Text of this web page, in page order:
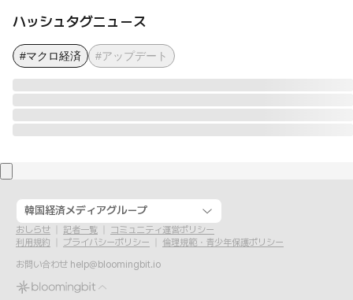
ハッシュタグニュース
#マクロ経済 #アップデート
韓国経済メディアグループ
おしらせ 記者一覧
コミュニティ運営ポリシー
利用規約
プライバシーポリシー
倫理規範・青少年保護ポリシー
お問い合わせ help@bloomingbit.io